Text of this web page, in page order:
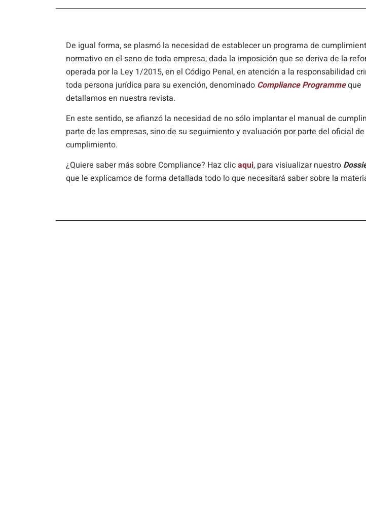
De igual forma, se plasmó la necesidad de establecer un programa de
normativo en el seno de toda empresa, dada la imposición que se deriva de la
operada por la Ley 1/2015, en el Código Penal, en atención a la responsabilidad
toda persona jurídica para su exención, denominado Compliance Programmeque
detallamos en nuestra revista.
En este sentido, se afianzó la necesidad de no sólo implantar el manual de
parte de las empresas, sino de su seguimiento y evaluación por parte del oficial de
cumplimiento.
¿Quiere saber más sobre Compliance? Haz clicaqui, para visiualizar nuestro
que le explicamos de forma detallada todo lo que necesitará saber sobre la